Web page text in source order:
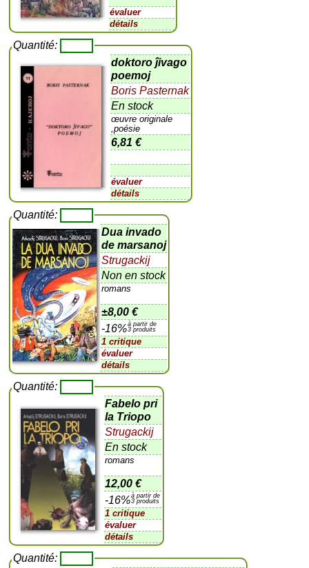
évaluer
détails
Quantité:
doktoro ĵivago
poemoj
Boris Pasternak
En stock
œuvre originale
,poésie
6,81 €
évaluer
détails
Quantité:
Dua invado
de marsanoj
Strugackij
Non en stock
romans
±8,00 €
-16%à partir de
3 produits
1 critique
évaluer
détails
Quantité:
Fabelo pri
la Triopo
Strugackij
En stock
romans
12,00 €
-16%à partir de
3 produits
1 critique
évaluer
détails
Quantité: